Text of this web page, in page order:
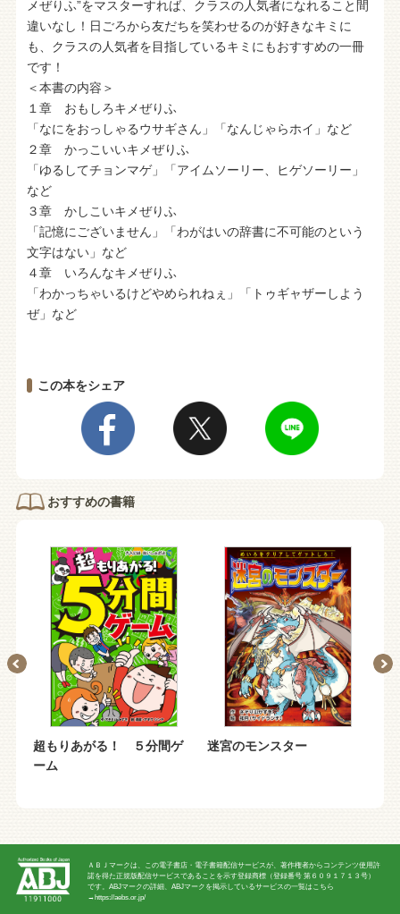
メぜりふ”をマスターすれば、クラスの人気者になれること間
違いなし！日ごろから友だちを笑わせるのが好きなキミに
も、クラスの人気者を目指しているキミにもおすすめの一冊
です！
＜本書の内容＞
１章 おもしろキメぜりふ
「なにをおっしゃるウサギさん」「なんじゃらホイ」など
２章 かっこいいキメぜりふ
「ゆるしてチョンマゲ」「アイムソーリー、ヒゲソーリー」
など
３章 かしこいキメぜりふ
「記憶にございません」「わがはいの辞書に不可能のという
文字はない」など
４章 いろんなキメぜりふ
「わかっちゃいるけどやめられねぇ」「トゥギャザーしよう
ぜ」など
この本をシェア
おすすめの書籍
超もりあがる！ ５分間ゲ
ーム
迷宮のモンスター
ＡＢＪマークは、この電子書店・電子書籍配信サービスが、著作権者からコンテンツ使用許
諾を得た正規版配信サービスであることを示す登録商標（登録番号 第６０９１７１３号）
です。ABJマークの詳細、ABJマークを掲示しているサービスの一覧はこちら
→ https://aebs.or.jp/